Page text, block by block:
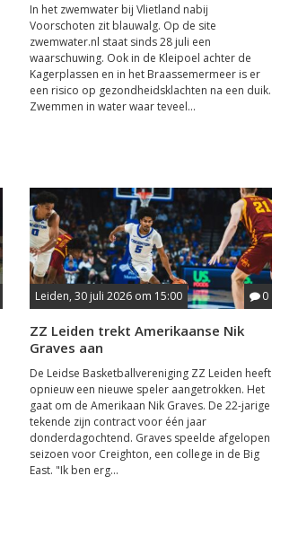
In het zwemwater bij Vlietland nabij
Voorschoten zit blauwalg. Op de site
zwemwater.nl staat sinds 28 juli een
waarschuwing. Ook in de Kleipoel achter de
Kagerplassen en in het Braassemermeer is er
een risico op gezondheidsklachten na een duik.
Zwemmen in water waar teveel...
Leiden, 30 juli 2026 om 15:00 0
ZZ Leiden trekt Amerikaanse Nik
Graves aan
De Leidse Basketballvereniging ZZ Leiden heeft
opnieuw een nieuwe speler aangetrokken. Het
gaat om de Amerikaan Nik Graves. De 22-jarige
tekende zijn contract voor één jaar
donderdagochtend. Graves speelde afgelopen
seizoen voor Creighton, een college in de Big
East. "Ik ben erg...